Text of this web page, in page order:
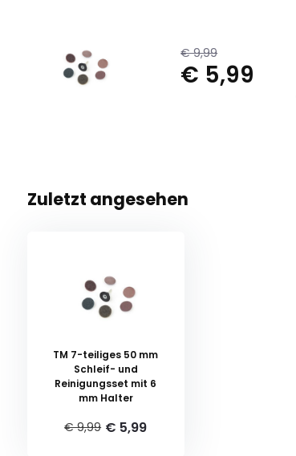
€ 9,99
€ 5,99
Zuletzt angesehen
TM 7-teiliges 50 mm
Schleif- und
Reinigungsset mit 6
mm Halter
€ 9,99 € 5,99